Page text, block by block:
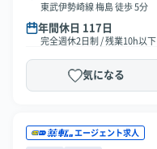
東武伊勢崎線 梅島 徒歩 5分
年間休日 117日
完全週休2日制 / 残業10h以下
気になる
エージェント求人